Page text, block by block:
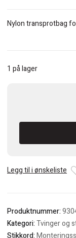
var:
Nylon transprotbag
1 på lager
50
165
antall
Legg til i ønskeliste
Produktnummer:
Kategori:Tvinger og
Stikkord: